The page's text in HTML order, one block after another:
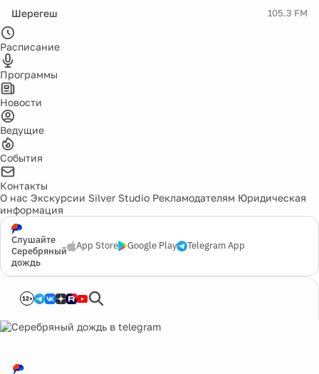
Шерегеш 105.3 FM
Расписание
Программы
Новости
Ведущие
События
Контакты
О нас Экскурсии Silver Studio Рекламодателям Юридическая
информация
Слушайте
Серебряный
дождь
App Store Google Play Telegram App
12+